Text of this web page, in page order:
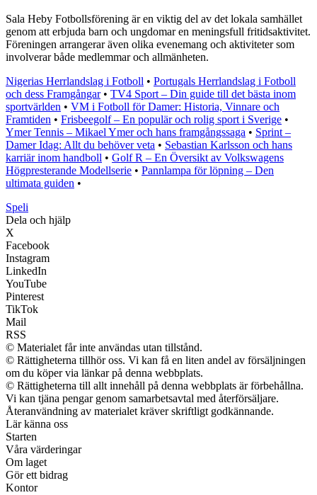
Sala Heby Fotbollsförening är en viktig del av det lokala samhället
genom att erbjuda barn och ungdomar en meningsfull fritidsaktivitet.
Föreningen arrangerar även olika evenemang och aktiviteter som
involverar både medlemmar och allmänheten.
Nigerias Herrlandslag i Fotboll • Portugals Herrlandslag i Fotboll
och dess Framgångar• TV4 Sport – Din guide till det bästa inom
sportvärlden • VM i Fotboll för Damer: Historia, Vinnare och
Framtiden • Frisbeegolf – En populär och rolig sport i Sverige •
Ymer Tennis – Mikael Ymer och hans framgångssaga • Sprint –
Damer Idag: Allt du behöver veta • Sebastian Karlsson och hans
karriär inom handboll • Golf R – En Översikt av Volkswagens
Högpresterande Modellserie • Pannlampa för löpning – Den
ultimata guiden •
Speli
Dela och hjälp
X
Facebook
Instagram
LinkedIn
YouTube
Pinterest
TikTok
Mail
RSS
© Materialet får inte användas utan tillstånd.
© Rättigheterna tillhör oss. Vi kan få en liten andel av försäljningen
om du köper via länkar på denna webbplats.
© Rättigheterna till allt innehåll på denna webbplats är förbehållna.
Vi kan tjäna pengar genom samarbetsavtal med återförsäljare.
Återanvändning av materialet kräver skriftligt godkännande.
Lär känna oss
Starten
Våra värderingar
Om laget
Gör ett bidrag
Kontor